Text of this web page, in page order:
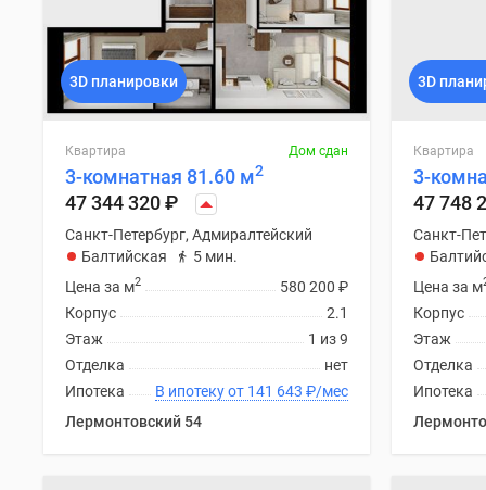
3D планировки
Квартира Дом сдан
3-комнатная 81.60 м2
47 344 320₽
Санкт-Петербург, Адмиралтейский
Балтийская
5 мин.
580 200 ₽
Цена за м2
2.1
Корпус
1 из 9
Этаж
нет
Отделка
В ипотеку от 141 643 ₽/мес
Ипотека
Лермонтовский 54
3D
Квартира
3-
47 748
Санкт-
Цена за м
Корпус
Этаж
Отделка
Ипотека